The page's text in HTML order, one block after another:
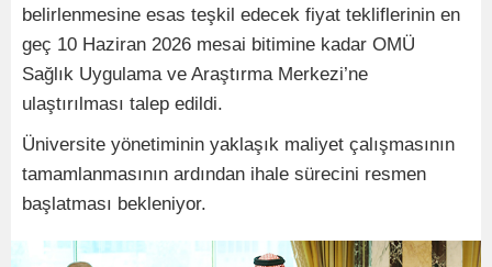
belirlenmesine esas teşkil edecek fiyat tekliflerinin en
geç 10 Haziran 2026 mesai bitimine kadar OMÜ
Sağlık Uygulama ve Araştırma Merkezi’ne
ulaştırılması talep edildi.
Üniversite yönetiminin yaklaşık maliyet çalışmasının
tamamlanmasının ardından ihale sürecini resmen
başlatması bekleniyor.